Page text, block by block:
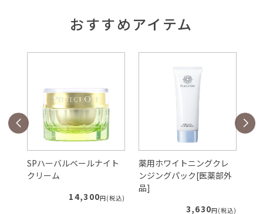
おすすめアイテム
SPハーバルベールナイト
クリーム
14,300円(税込)
薬用ホワイトニングクレ
ンジングパック[医薬部外
品]
3,630円(税込)